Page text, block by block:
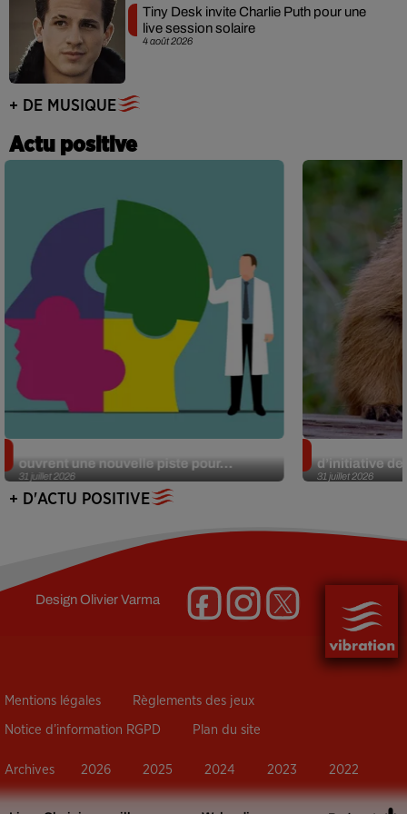
4 août 2026
Tiny Desk invite Charlie Puth pour une
live session solaire
+ DE MUSIQUE
Actu positive
31 juillet 2026
ouvrent une nouvelle piste pour...
31 juillet 2026
d’initiative
+ D'ACTU POSITIVE
DesignOlivier Varma
Mentions légales Règlements des jeux
Notice d’information RGPD Plan du site
Archives 2026 2025 2024 2023 2022